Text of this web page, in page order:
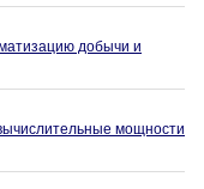
добычи и
мощности